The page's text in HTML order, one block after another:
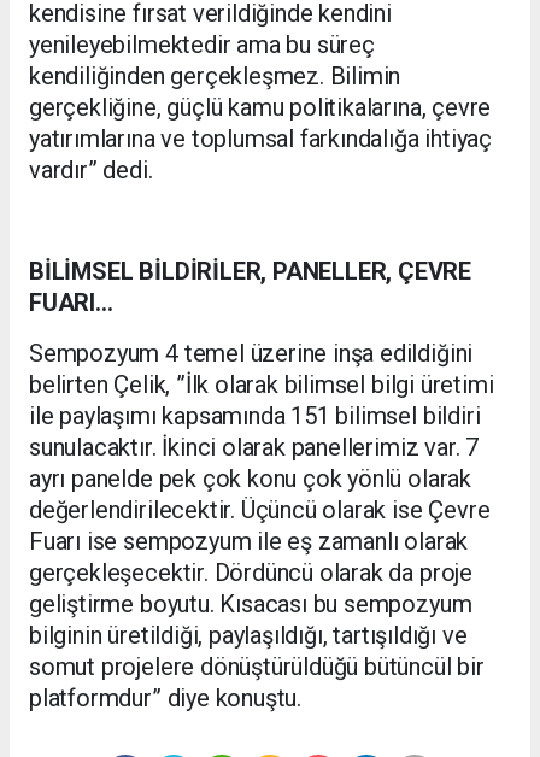
kendisine fırsat verildiğinde kendini
yenileyebilmektedir ama bu süreç
kendiliğinden gerçekleşmez. Bilimin
gerçekliğine, güçlü kamu politikalarına, çevre
yatırımlarına ve toplumsal farkındalığa ihtiyaç
vardır” dedi.
BİLİMSEL BİLDİRİLER, PANELLER, ÇEVRE
FUARI…
Sempozyum 4 temel üzerine inşa edildiğini
belirten Çelik, ”İlk olarak bilimsel bilgi üretimi
ile paylaşımı kapsamında 151 bilimsel bildiri
sunulacaktır. İkinci olarak panellerimiz var. 7
ayrı panelde pek çok konu çok yönlü olarak
değerlendirilecektir. Üçüncü olarak ise Çevre
Fuarı ise sempozyum ile eş zamanlı olarak
gerçekleşecektir. Dördüncü olarak da proje
geliştirme boyutu. Kısacası bu sempozyum
bilginin üretildiği, paylaşıldığı, tartışıldığı ve
somut projelere dönüştürüldüğü bütüncül bir
platformdur” diye konuştu.